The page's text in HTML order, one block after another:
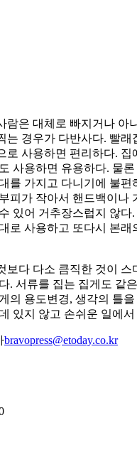
람은 대체로 빠지거나 아
는 경우가 다반사다. 빨래
로 사용하면 편리하다. 집
사용하면 유용하다. 물
를 가지고 다니기에 불편
피가 작아서 핸드백이나
있어 거추장스럽지 않다
로 사용하고 또다시 본래
보다 다소 큼직한 것이 스
. 서류를 집는 집게도 같
의 용도변경, 생각의 틀
있지 않고 손쉬운 일에
bravopress@etoday.co.kr